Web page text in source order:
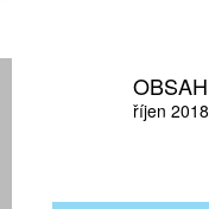
OBSAH
říjen 2018